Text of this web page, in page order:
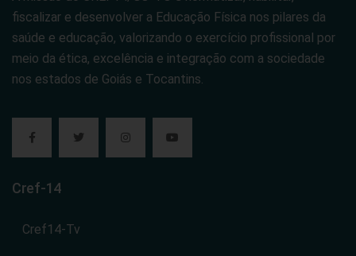
fiscalizar e desenvolver a Educação Física nos pilares da
saúde e educação, valorizando o exercício profissional por
meio da ética, excelência e integração com a sociedade
nos estados de Goiás e Tocantins.
Cref-14
Cref14-Tv